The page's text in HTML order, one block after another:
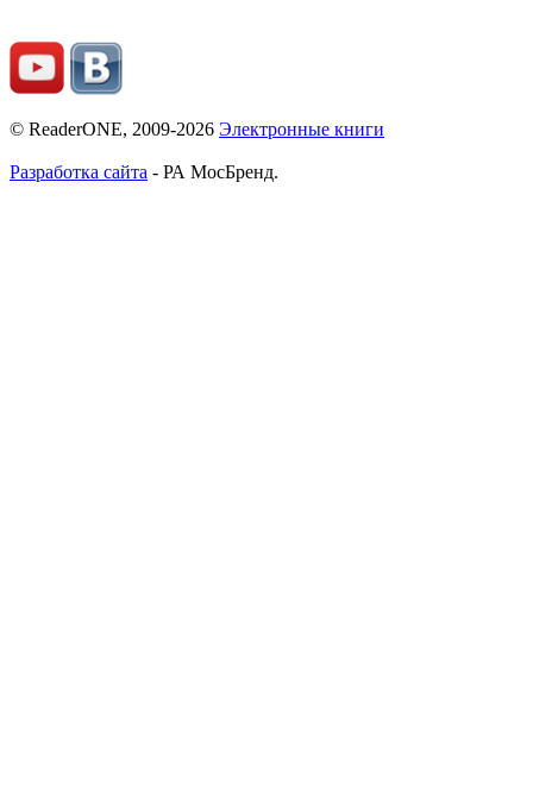
© ReaderONE, 2009-2026 Электронные книги
Разработка сайта - РА МосБренд.